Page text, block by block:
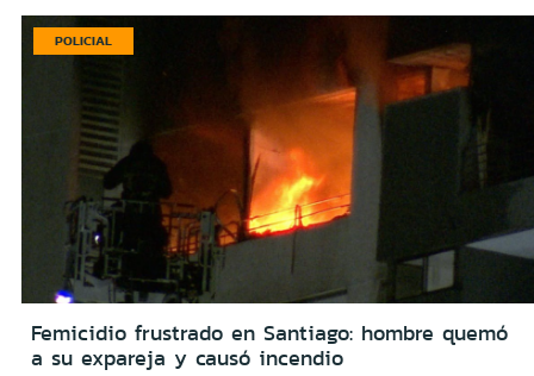
POLICIAL
Femicidio frustrado en Santiago: hombre quemó
a su expareja y causó incendio